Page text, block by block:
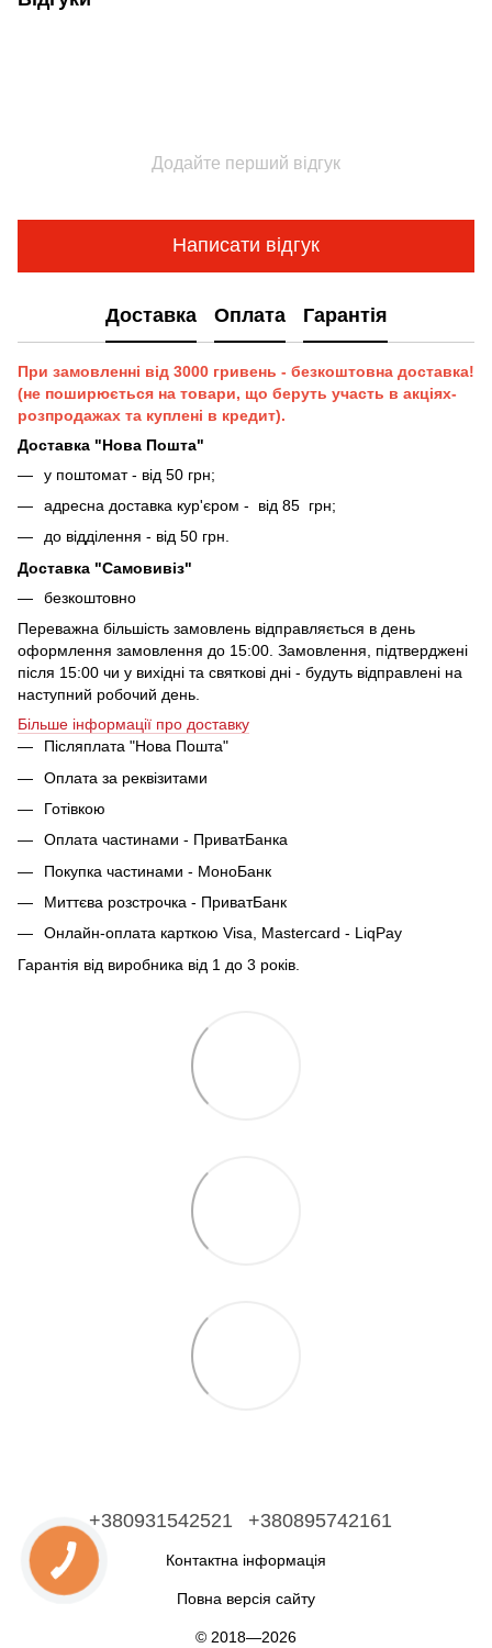
Додайте перший відгук
Написати відгук
Доставка Оплата Гарантія
При замовленні від 3000 гривень - безкоштовна доставка!
(не поширюється на товари, що беруть участь в акціях-
розпродажах та куплені в кредит).
Доставка "Нова Пошта"
у поштомат - від 50 грн;
адресна доставка кур'єром - від 85 грн;
до відділення - від 50 грн.
Доставка "Самовивіз"
безкоштовно
Переважна більшість замовлень відправляється в день
оформлення замовлення до 15:00. Замовлення, підтверджені
після 15:00 чи у вихідні та святкові дні - будуть відправлені на
наступний робочий день.
Більше інформації про доставку
Післяплата "Нова Пошта"
Оплата за реквізитами
Готівкою
Оплата частинами - ПриватБанка
Покупка частинами - МоноБанк
Миттєва розстрочка - ПриватБанк
Онлайн-оплата карткою Visa, Mastercard - LiqPay
Гарантія від виробника від 1 до 3 років.
+380931542521 +380895742161
Контактна інформація
Повна версія сайту
© 2018—2026